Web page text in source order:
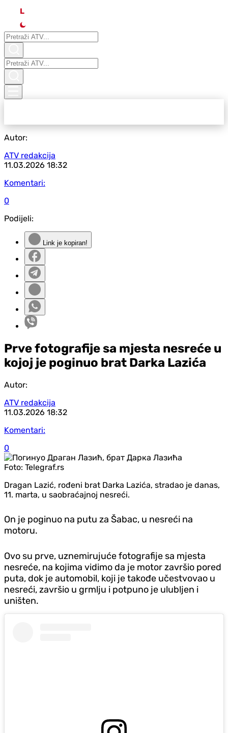
L
Autor:
ATV redakcija
11.03.2026 18:32
Komentari:
0
Podijeli:
Link je kopiran!
Prve fotografije sa mjesta nesreće u
kojoj je poginuo brat Darka Lazića
Autor:
ATV redakcija
11.03.2026 18:32
Komentari:
0
Foto: Telegraf.rs
Dragan Lazić, rođeni brat Darka Lazića, stradao je danas,
11. marta, u saobraćajnoj nesreći.
On je poginuo na putu za Šabac, u nesreći na
motoru.
Ovo su prve, uznemirujuće fotografije sa mjesta
nesreće, na kojima vidimo da je motor završio pored
puta, dok je automobil, koji je takođe učestvovao u
nesreći, završio u grmlju i potpuno je ulubljen i
uništen.